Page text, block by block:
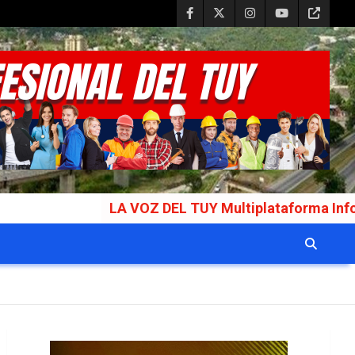
LA VOZ DEL TUY Multiplataforma Informativa